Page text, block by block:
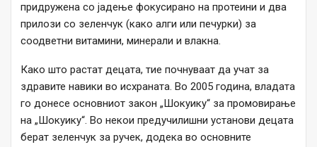
придружена со јадење фокусирано на протеини и два
прилози со зеленчук (како алги или печурки) за
соодветни витамини, минерали и влакна.
Како што растат децата, тие почнуваат да учат за
здравите навики во исхраната. Во 2005 година, владата
го донесе основниот закон „Шокуику“ за промовирање
на „Шокуику“. Во некои предучилишни установи децата
берат зеленчук за ручек, додека во основните